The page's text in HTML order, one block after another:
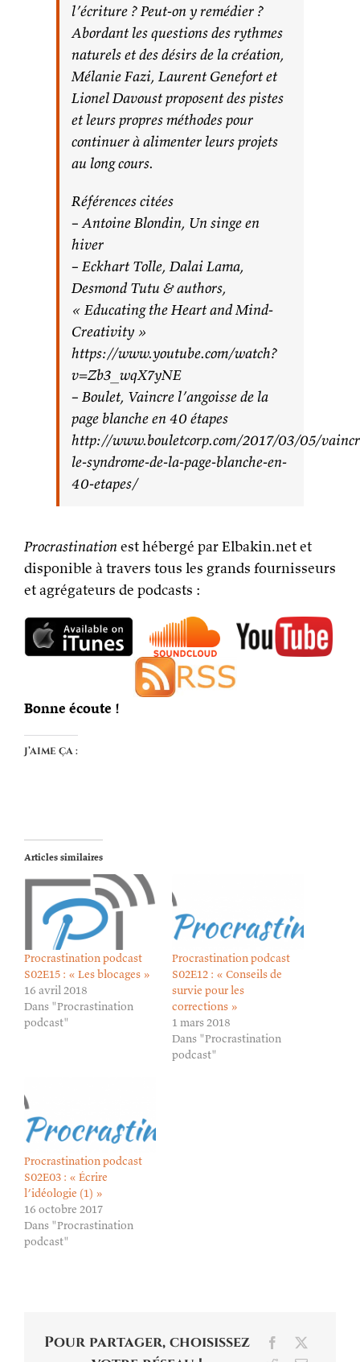
l’écriture ? Peut-on y remédier ?
Abordant les questions des rythmes
naturels et des désirs de la création,
Mélanie Fazi, Laurent Genefort et
Lionel Davoust proposent des pistes
et leurs propres méthodes pour
continuer à alimenter leurs projets
au long cours.
Références citées
– Antoine Blondin, Un singe en
hiver
– Eckhart Tolle, Dalai Lama,
Desmond Tutu & authors,
« Educating the Heart and Mind-
Creativity »
https://www.youtube.com/watch?
v=Zb3_wqX7yNE
– Boulet, Vaincre l’angoisse de la
page blanche en 40 étapes
http://www.bouletcorp.com/2017/03/05/
le-syndrome-de-la-page-blanche-en-
40-etapes/
Procrastinationest hébergé par Elbakin.net et
disponible à travers tous les grands fournisseurs
et agrégateurs de podcasts :
Bonne écoute !
J’aime ça :
Articles similaires
Procrastination podcast
S02E15 : « Les blocages »
16 avril 2018
Dans "Procrastination
podcast"
Procrastination podcast
S02E12 : « Conseils de
survie pour les
corrections »
1 mars 2018
Dans "Procrastination
podcast"
Procrastination podcast
S02E03 : « Écrire
l’idéologie (1) »
16 octobre 2017
Dans "Procrastination
podcast"
Pour partager, choisissez
Facebook